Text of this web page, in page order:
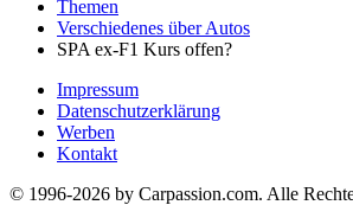
Themen
Verschiedenes über Autos
SPA ex-F1 Kurs offen?
Impressum
Datenschutzerklärung
Werben
Kontakt
© 1996-2026 by Carpassion.com. Alle